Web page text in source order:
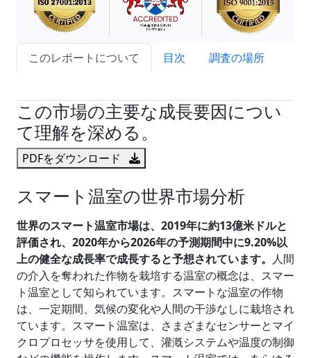
このレポートについて 目次
調査の場所
この市場の主要な成長要因につい
て理解を深める。
PDFをダウンロード
スマート温室の世界市場分析
世界のスマート温室市場は、2019年に約13億米ドルと
評価され、2020年から2026年の予測期間中に9.20%以
上の健全な成長率で成長すると予想されています。 人間
の介入を奪われた作物を栽培する温室の概念は、スマー
ト温室として知られています。スマートな温室の作物
は、一定期間、気候の変化や人間の干渉なしに栽培され
ています。スマート温室は、さまざまなセンサーとマイ
クロプロセッサを使用して、灌漑システムや温度の制御